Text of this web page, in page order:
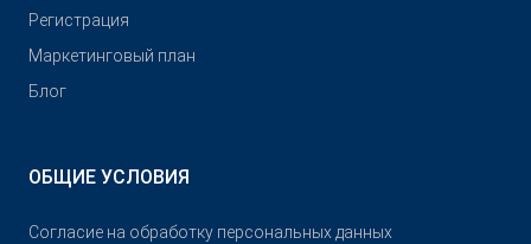
Pегистрация
Маркетинговый план
Блог
ОБЩИЕ УСЛОВИЯ
Согласие на обработку персональных данных